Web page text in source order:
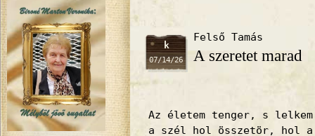
k
07/14/26
Felső Tamás
A szeretet marad
Az életem tenger, s
a szél hol összetör, hol a